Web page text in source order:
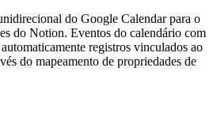
do Google Calendar para o
do Notion. Eventos do calendário com
registros vinculados ao
do mapeamento de propriedades de